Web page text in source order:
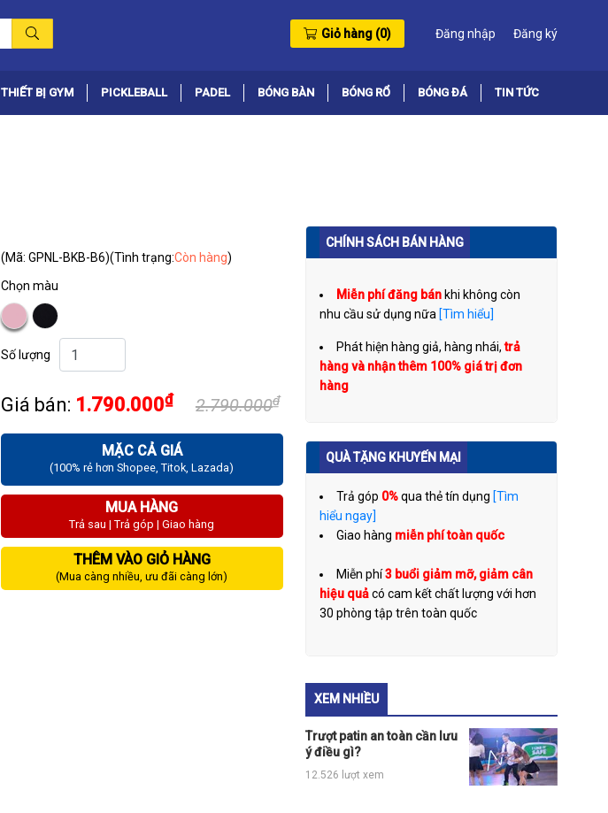
Giỏ hàng (0) Đăng nhập Đăng ký
THIẾT BỊ GYM PICKLEBALL PADEL BÓNG BÀN BÓNG RỔ BÓNG ĐÁ TIN TỨC
(Mã: GPNL-BKB-B6)(Tình trạng:Còn hàng)
Chọn màu
Số lượng
Giá bán: 1.790.000₫ 2.790.000₫
MẶC CẢ GIÁ
(100% rẻ hơn Shopee, Titok, Lazada)
MUA HÀNG
Trả sau | Trả góp | Giao hàng
THÊM VÀO GIỎ HÀNG
(Mua càng nhiều, ưu đãi càng lớn)
CHÍNH SÁCH BÁN HÀNG
Miễn phí đăng bán khi không còn
nhu cầu sử dụng nữa [Tìm hiểu]
Phát hiện hàng giả, hàng nhái,trả
hàng và nhận thêm 100% giá trị đơn
hàng
QUÀ TẶNG KHUYẾN MẠI
Trả góp 0%qua thẻ tín dụng [Tìm
hiểu ngay]
Giao hàng miễn phí toàn quốc
Miễn phí3 buổi giảm mỡ, giảm cân
hiệu quảcó cam kết chất lượng với hơn
30 phòng tập trên toàn quốc
XEM NHIỀU
Trượt patin an toàn cần lưu
ý điều gì?
12.526 lượt xem